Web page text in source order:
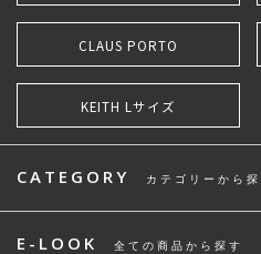
CLAUS PORTO
KEITH Lサイズ
CATEGORY カテゴリーから探
E-LOOK 全ての商品から探す